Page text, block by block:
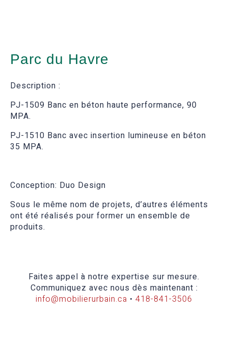
Parc du Havre
Description :
PJ-1509 Banc en béton haute performance, 90
MPA.
PJ-1510 Banc avec insertion lumineuse en béton
35 MPA.
Conception: Duo Design
Sous le même nom de projets, d’autres éléments
ont été réalisés pour former un ensemble de
produits.
Faites appel à notre expertise sur mesure.
Communiquez avec nous dès maintenant :
info@mobilierurbain.ca • 418-841-3506